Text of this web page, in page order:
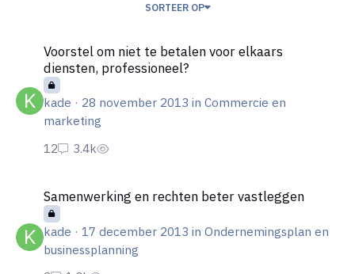
SORTEER OP
Voorstel om niet te betalen voor elkaars
diensten, professioneel?
kade · 28 november 2013 in Commercie en
marketing
Samenwerking en rechten beter vastleggen
kade · 17 december 2013 in Ondernemingsplan en
businessplanning